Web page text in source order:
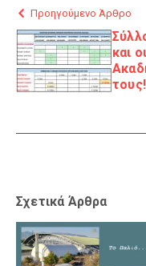
Προηγούμενο Άρθρο
και οι
τους!
Σχετικά Άρθρα